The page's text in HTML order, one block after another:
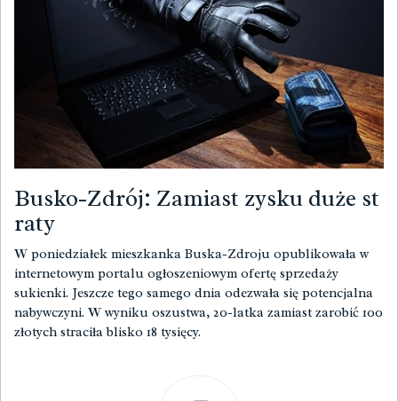
Busko-Zdrój: Zamiast zysku duże st
raty
W poniedziałek mieszkanka Buska-Zdroju opublikowała w
internetowym portalu ogłoszeniowym ofertę sprzedaży
sukienki. Jeszcze tego samego dnia odezwała się potencjalna
nabywczyni. W wyniku oszustwa, 20-latka zamiast zarobić 100
złotych straciła blisko 18 tysięcy.